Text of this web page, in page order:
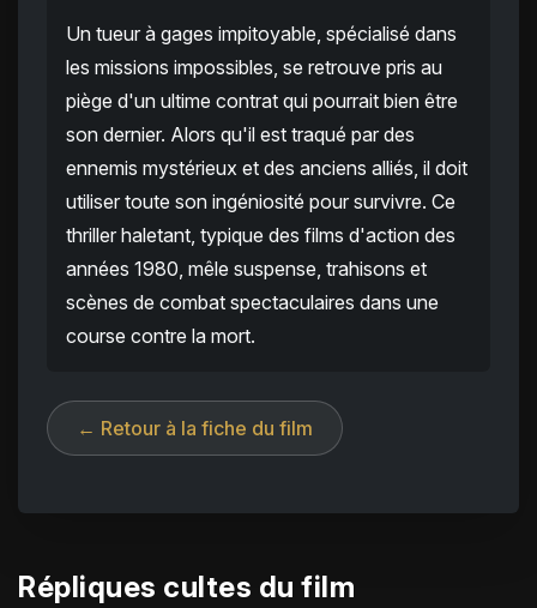
Un tueur à gages impitoyable, spécialisé dans
les missions impossibles, se retrouve pris au
piège d'un ultime contrat qui pourrait bien être
son dernier. Alors qu'il est traqué par des
ennemis mystérieux et des anciens alliés, il doit
utiliser toute son ingéniosité pour survivre. Ce
thriller haletant, typique des films d'action des
années 1980, mêle suspense, trahisons et
scènes de combat spectaculaires dans une
course contre la mort.
← Retour à la fiche du film
Répliques cultes du film